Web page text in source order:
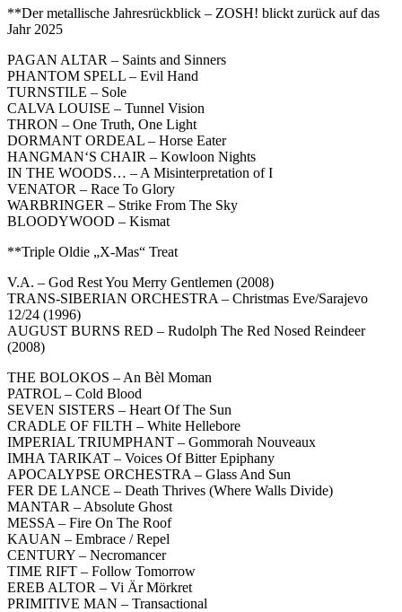
**Der metallische Jahresrückblick – ZOSH! blickt zurück auf das
Jahr 2025
PAGAN ALTAR – Saints and Sinners
PHANTOM SPELL – Evil Hand
TURNSTILE – Sole
CALVA LOUISE – Tunnel Vision
THRON – One Truth, One Light
DORMANT ORDEAL – Horse Eater
HANGMAN‘S CHAIR – Kowloon Nights
IN THE WOODS… – A Misinterpretation of I
VENATOR – Race To Glory
WARBRINGER – Strike From The Sky
BLOODYWOOD – Kismat
**Triple Oldie „X-Mas“ Treat
V.A. – God Rest You Merry Gentlemen (2008)
TRANS-SIBERIAN ORCHESTRA – Christmas Eve/Sarajevo
12/24 (1996)
AUGUST BURNS RED – Rudolph The Red Nosed Reindeer
(2008)
THE BOLOKOS – An Bèl Moman
PATROL – Cold Blood
SEVEN SISTERS – Heart Of The Sun
CRADLE OF FILTH – White Hellebore
IMPERIAL TRIUMPHANT – Gommorah Nouveaux
IMHA TARIKAT – Voices Of Bitter Epiphany
APOCALYPSE ORCHESTRA – Glass And Sun
FER DE LANCE – Death Thrives (Where Walls Divide)
MANTAR – Absolute Ghost
MESSA – Fire On The Roof
KAUAN – Embrace / Repel
CENTURY – Necromancer
TIME RIFT – Follow Tomorrow
EREB ALTOR – Vi Är Mörkret
PRIMITIVE MAN – Transactional